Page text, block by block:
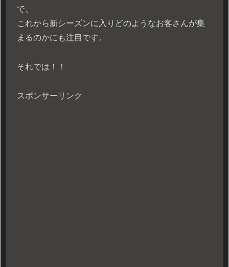
で、
これから新シーズンに入りどのようなお客さんが集
まるのかにも注目です。
それでは！！
スポンサーリンク